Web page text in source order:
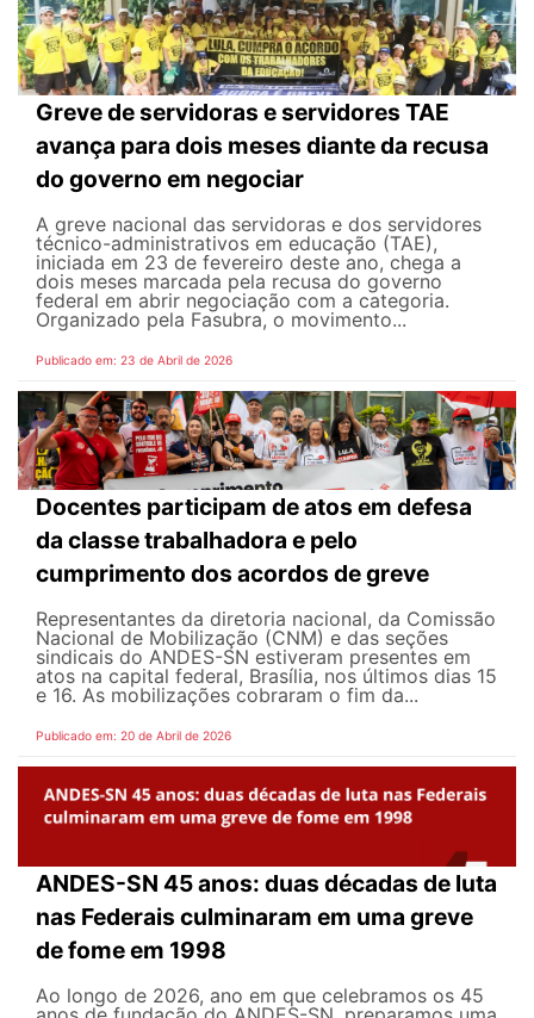
Greve de servidoras e servidores TAE
avança para dois meses diante da recusa
do governo em negociar
A greve nacional das servidoras e dos servidores
técnico-administrativos em educação (TAE),
iniciada em 23 de fevereiro deste ano, chega a
dois meses marcada pela recusa do governo
federal em abrir negociação com a categoria.
Organizado pela Fasubra, o movimento...
Publicado em: 23 de Abril de 2026
Docentes participam de atos em defesa
da classe trabalhadora e pelo
cumprimento dos acordos de greve
Representantes da diretoria nacional, da Comissão
Nacional de Mobilização (CNM) e das seções
sindicais do ANDES-SN estiveram presentes em
atos na capital federal, Brasília, nos últimos dias 15
e 16. As mobilizações cobraram o fim da...
Publicado em: 20 de Abril de 2026
ANDES-SN 45 anos: duas décadas de luta
nas Federais culminaram em uma greve
de fome em 1998
Ao longo de 2026, ano em que celebramos os 45